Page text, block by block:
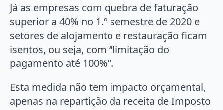
Já as empresas com quebra de faturação
superior a 40% no 1.º semestre de 2020 e
setores de alojamento e restauração ficam
isentos, ou seja, com “limitação do
pagamento até 100%”.
Esta medida não tem impacto orçamental,
apenas na repartição da receita de Imposto